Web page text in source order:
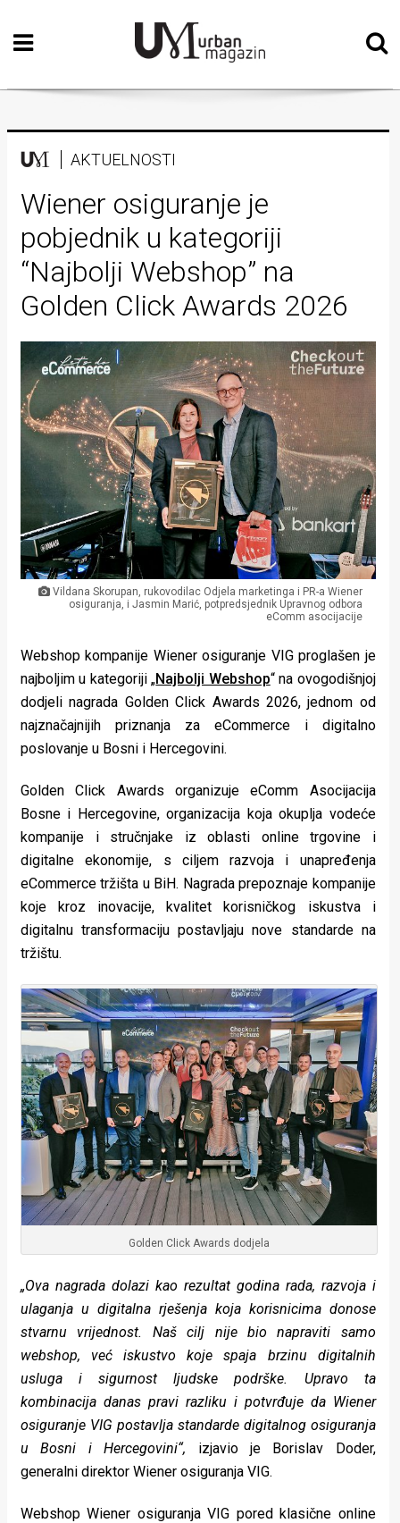
Početna
Vizualne
Teatar
Književnost
Muzika
Film
Intervju
Kolumne
Kultura
Lifestyle
Beauty
Fashion
Zdravlje
Za
stolom
u
pokretu
Ideje
rade
Urban
Places
Aktivizam
Aktuelnosti
Promo
About
Urban
Magazin
AKTUELNOSTI
Wiener osiguranje je
pobjednik u kategoriji
“Najbolji Webshop” na
Golden Click Awards 2026
Vildana Skorupan, rukovodilac Odjela marketinga i PR-a Wiener
osiguranja, i Jasmin Marić, potpredsjednik Upravnog odbora
eComm asocijacije
Webshop kompanije Wiener osiguranje VIG proglašen je
najboljim u kategoriji „Najbolji Webshop“ na ovogodišnjoj
dodjeli nagrada Golden Click Awards 2026, jednom od
najznačajnijih priznanja za eCommerce i digitalno
poslovanje u Bosni i Hercegovini.
Golden Click Awards organizuje eComm Asocijacija
Bosne i Hercegovine, organizacija koja okuplja vodeće
kompanije i stručnjake iz oblasti online trgovine i
digitalne ekonomije, s ciljem razvoja i unapređenja
eCommerce tržišta u BiH. Nagrada prepoznaje kompanije
koje kroz inovacije, kvalitet korisničkog iskustva i
digitalnu transformaciju postavljaju nove standarde na
tržištu.
Golden Click Awards dodjela
„Ova nagrada dolazi kao rezultat godina rada, razvoja i
ulaganja u digitalna rješenja koja korisnicima donose
stvarnu vrijednost. Naš cilj nije bio napraviti samo
webshop, već iskustvo koje spaja brzinu digitalnih
usluga i sigurnost ljudske podrške. Upravo ta
kombinacija danas pravi razliku i potvrđuje da Wiener
osiguranje VIG postavlja standarde digitalnog osiguranja
u Bosni i Hercegovini“, izjavio je Borislav Doder,
generalni direktor Wiener osiguranja VIG.
Webshop Wiener osiguranja VIG pored klasične online